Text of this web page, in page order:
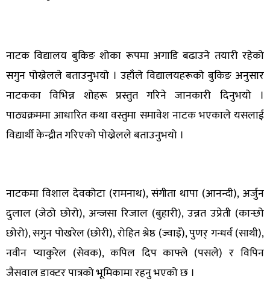
नाटक विद्यालय बुकिङ शोका रूपमा अगाडि बढाउने तयारी रहेको
सगुन पोख्रेलले बताउनुभयो । उहाँले विद्यालयहरूको बुकिङ अनुसार
नाटकका विभिन्न शोहरू प्रस्तुत गरिने जानकारी दिनुभयो ।
पाठ्यक्रममा आधारित कथा वस्तुमा समावेश नाटक भएकाले यसलाई
विद्यार्थी केन्द्रीत गरिएको पोख्रेलले बताउनुभयो ।
नाटकमा विशाल देवकोटा (रामनाथ), संगीता थापा (आनन्दी), अर्जुन
दुलाल (जेठो छोरो), अन्जसा रिजाल (बुहारी), उन्नत उप्रेती (कान्छो
छोरो), सगुन पोखरेल (छोरी), रोहित श्रेष्ठ (ज्वाइँ), पुणर् गन्धर्व (साथी),
नवीन प्याकुरेल (सेवक), कपिल दिप काफ्ले (पसले) र विपिन
जैसवाल डाक्टर पात्रको भूमिकामा रहनु भएको छ ।